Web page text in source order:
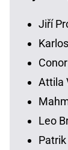
Jiří
Attila
Leo